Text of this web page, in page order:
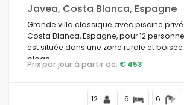
Javea, Costa Blanca, Espagne
Grande villa classique avec piscine
Costa Blanca, Espagne, pour 12
est située dans une zone rurale et
plage.
Prix par jour à partir de: € 453
12 6 6